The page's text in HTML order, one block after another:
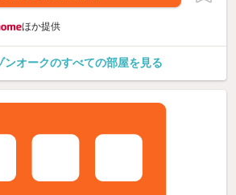
ほか提供
ンオークのすべての部屋を見る